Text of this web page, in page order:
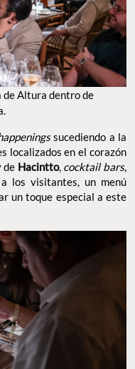
de Altura dentro de
sucediendo a la
localizados en el corazón
de Hacintto, cocktail bars,
los visitantes, un menú
un toque especial a este